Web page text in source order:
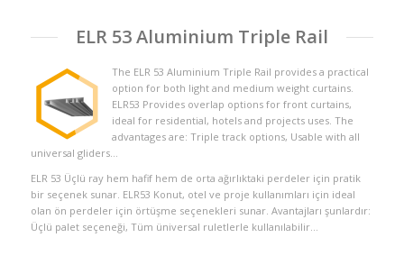
ELR 53 Aluminium Triple Rail
The ELR 53 Aluminium Triple Rail provides a practical
option for both light and medium weight curtains.
ELR53 Provides overlap options for front curtains,
ideal for residential, hotels and projects uses. The
advantages are: Triple track options, Usable with all
universal gliders…
ELR 53 Üçlü ray hem hafif hem de orta ağırlıktaki perdeler için pratik
bir seçenek sunar. ELR53 Konut, otel ve proje kullanımları için ideal
olan ön perdeler için örtüşme seçenekleri sunar. Avantajları şunlardır:
Üçlü palet seçeneği, Tüm üniversal ruletlerle kullanılabilir…